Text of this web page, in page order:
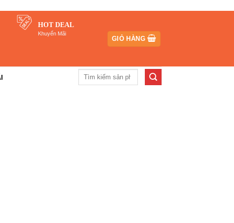
HOT DEAL
Khuyến Mãi
GIỎ HÀNG
Tìm